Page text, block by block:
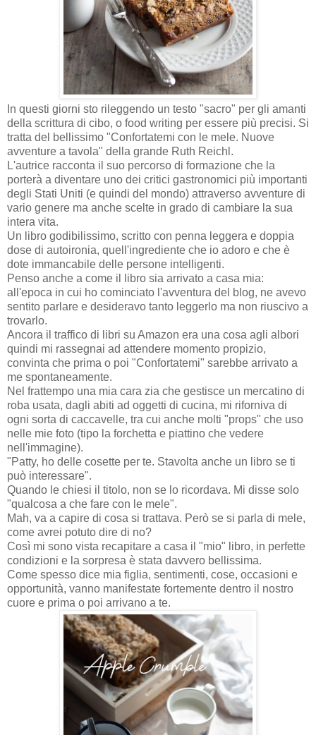
In questi giorni sto rileggendo un testo "sacro" per gli amanti
della scrittura di cibo, o food writing per essere più precisi. Si
tratta del bellissimo "Confortatemi con le mele. Nuove
avventure a tavola" della grande Ruth Reichl.
L'autrice racconta il suo percorso di formazione che la
porterà a diventare uno dei critici gastronomici più importanti
degli Stati Uniti (e quindi del mondo) attraverso avventure di
vario genere ma anche scelte in grado di cambiare la sua
intera vita.
Un libro godibilissimo, scritto con penna leggera e doppia
dose di autoironia, quell'ingrediente che io adoro e che è
dote immancabile delle persone intelligenti.
Penso anche a come il libro sia arrivato a casa mia:
all'epoca in cui ho cominciato l'avventura del blog, ne avevo
sentito parlare e desideravo tanto leggerlo ma non riuscivo a
trovarlo.
Ancora il traffico di libri su Amazon era una cosa agli albori
quindi mi rassegnai ad attendere momento propizio,
convinta che prima o poi "Confortatemi" sarebbe arrivato a
me spontaneamente.
Nel frattempo una mia cara zia che gestisce un mercatino di
roba usata, dagli abiti ad oggetti di cucina, mi riforniva di
ogni sorta di caccavelle, tra cui anche molti "props" che uso
nelle mie foto (tipo la forchetta e piattino che vedere
nell'immagine).
"Patty, ho delle cosette per te. Stavolta anche un libro se ti
può interessare".
Quando le chiesi il titolo, non se lo ricordava. Mi disse solo
"qualcosa a che fare con le mele".
Mah, va a capire di cosa si trattava. Però se si parla di mele,
come avrei potuto dire di no?
Così mi sono vista recapitare a casa il "mio" libro, in perfette
condizioni e la sorpresa è stata davvero bellissima.
Come spesso dice mia figlia, sentimenti, cose, occasioni e
opportunità, vanno manifestate fortemente dentro il nostro
cuore e prima o poi arrivano a te.